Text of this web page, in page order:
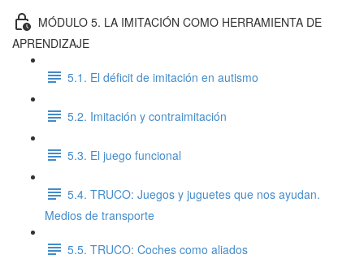
MÓDULO 5. LA IMITACIÓN COMO HERRAMIENTA DE
APRENDIZAJE
5.1. El déficit de imitación en autismo
5.2. Imitación y contraimitación
5.3. El juego funcional
5.4. TRUCO: Juegos y juguetes que nos ayudan.
Medios de transporte
5.5. TRUCO: Coches como aliados